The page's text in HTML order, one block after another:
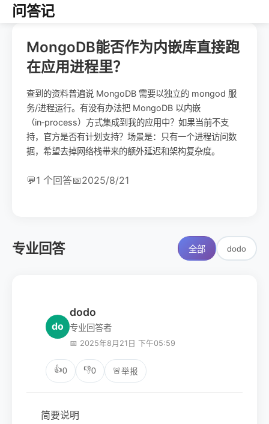
问答记
MongoDB能否作为内嵌库直接跑
在应用进程里？
查到的资料普遍说 MongoDB 需要以独立的 mongod 服
务/进程运行。有没有办法把 MongoDB 以内嵌
（in‑process）方式集成到我的应用中？如果当前不支
持，官方是否有计划支持？场景是：只有一个进程访问数
据，希望去掉网络栈带来的额外延迟和架构复杂度。
💬1 个回答📅2025/8/21
专业回答 全部 dodo
do
dodo
专业回答者
📅 2025年8月21日 下午05:59
👍0 👎0 🚨举报
简要说明